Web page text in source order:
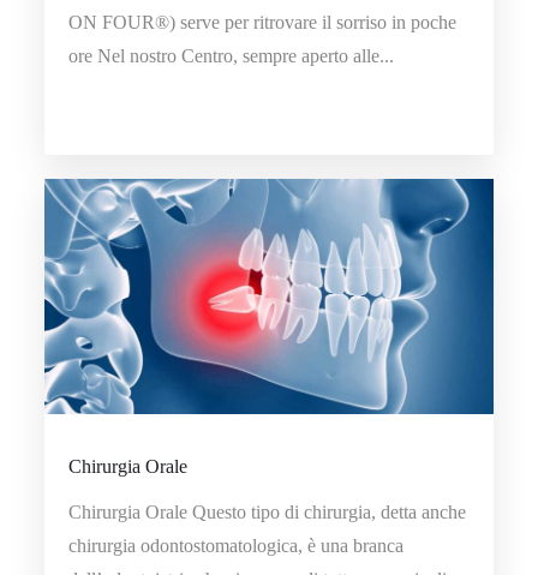
ON FOUR®) serve per ritrovare il sorriso in poche
ore Nel nostro Centro, sempre aperto alle...
Chirurgia Orale
Chirurgia Orale Questo tipo di chirurgia, detta anche
chirurgia odontostomatologica, è una branca